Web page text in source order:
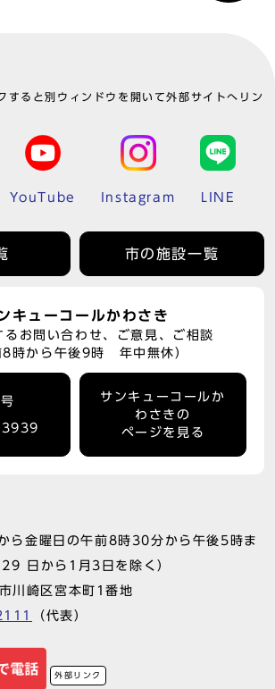
すると別ウィンドウを開いて外部サイトへリン
YouTube Instagram LINE
市の施設一覧
キューコールかわさき
るお問い合わせ、ご意見、ご相談
8時から午後9時 年中無休）
サンキューコールか
わさきの
ページを見る
ら金曜日の午前8時30分から午後5時ま
日から1月3日を除く）
川崎区宮本町1番地
（代表）
外部リンク